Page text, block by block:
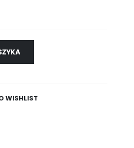
WISHLIST